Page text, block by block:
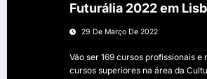
Futurália 2022 em
29 De Março De 2022
Vão ser 169 cursos profissionais e
cursos superiores na área da